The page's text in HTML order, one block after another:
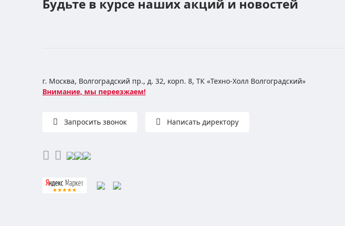
Будьте в курсе наших акций и новостей
г. Москва, Волгоградский пр., д. 32, корп. 8, ТК «Техно-Холл Волгоградский»
Внимание, мы переезжаем!
Запросить звонок Написать директору